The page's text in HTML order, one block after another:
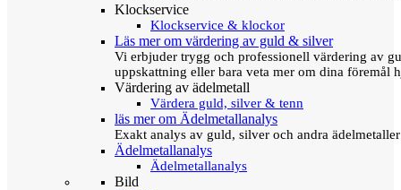
Klockservice
Klockservice & klockor
Läs mer om värdering av guld & silver
Vi erbjuder trygg och professionell värdering av
uppskattning eller bara veta mer om dina föremål
Värdering av ädelmetall
Värdera guld, silver & tenn
läs mer om Ädelmetallanalys
Exakt analys av guld, silver och andra
Ädelmetallanalys
Ädelmetallanalys
Bild